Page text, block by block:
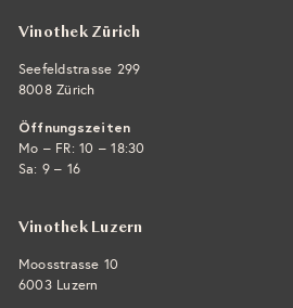
Vinothek Zürich
Seefeldstrasse 299
8008 Zürich
Öffnungszeiten
Mo – FR: 10 – 18:30
Sa: 9 – 16
Vinothek Luzern
Moosstrasse 10
6003 Luzern